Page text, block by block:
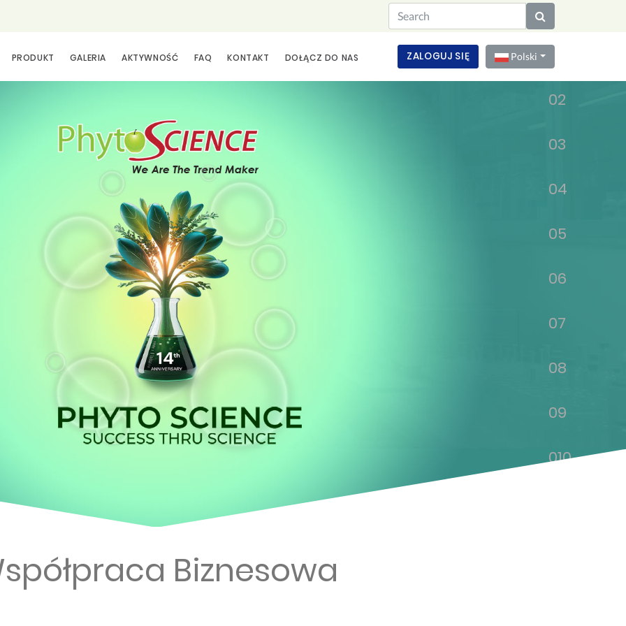
PRODUKT GALERIA AKTYWNOŚĆ FAQ KONTAKT DOŁĄCZ DO NAS ZALOGUJ SIĘ Polski01
02
03
04
05
06
07
08
09
010
Biznesowa